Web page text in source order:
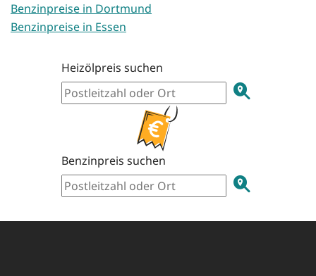
Benzinpreise in Dortmund
Benzinpreise in Essen
Heizölpreis suchen
Benzinpreis suchen